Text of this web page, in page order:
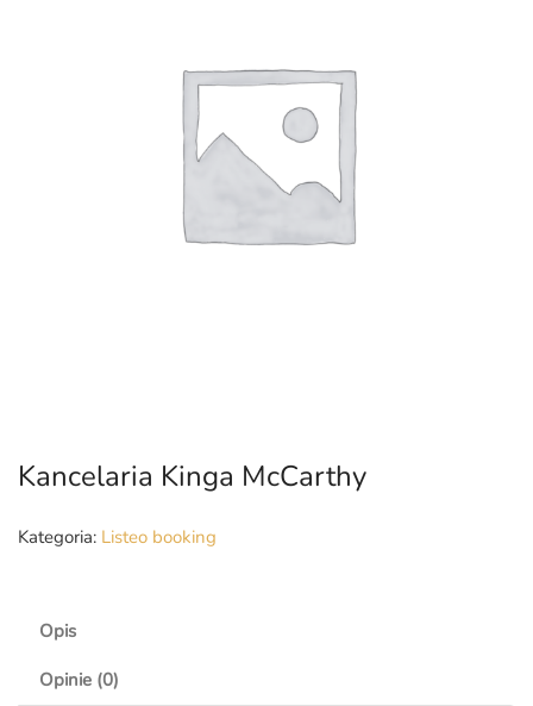
Kancelaria Kinga McCarthy
Kategoria: Listeo booking
Opis
Opinie (0)